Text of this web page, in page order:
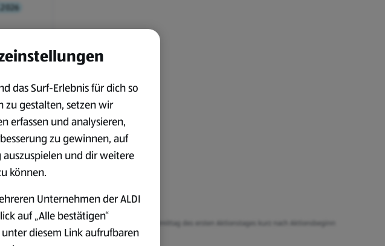
g,
stehen. Sie können daher schon am Vormittag des ersten Aktionstages kurz nach Aktionsbeginn
das Surf-Erlebnis für dich so
gestalten, setzen wir
erfassen und analysieren,
zu gewinnen, auf
und dir weitere
können.
Unternehmen der ALDI
auf „Alle bestätigen“
diesem Link aufrufbaren